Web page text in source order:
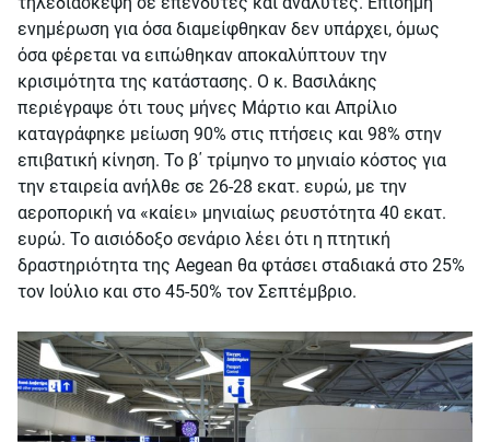
ενημέρωση για όσα διαμείφθηκαν δεν υπάρχει, όμως
όσα φέρεται να ειπώθηκαν αποκαλύπτουν την
κρισιμότητα της κατάστασης. Ο κ. Βασιλάκης
περιέγραψε ότι τους μήνες Μάρτιο και Απρίλιο
καταγράφηκε μείωση 90% στις πτήσεις και 98% στην
επιβατική κίνηση. Το β΄ τρίμηνο το μηνιαίο κόστος για
την εταιρεία ανήλθε σε 26-28 εκατ. ευρώ, με την
αεροπορική να «καίει» μηνιαίως ρευστότητα 40 εκατ.
ευρώ. Το αισιόδοξο σενάριο λέει ότι η πτητική
δραστηριότητα της Aegean θα φτάσει σταδιακά στο 25%
τον Ιούλιο και στο 45-50% τον Σεπτέμβριο.